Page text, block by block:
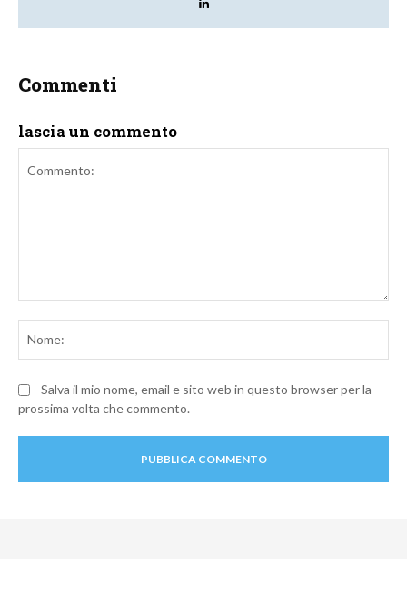
Commenti
lascia un commento
Salva il mio nome, email e sito web in questo browser per la
prossima volta che commento.